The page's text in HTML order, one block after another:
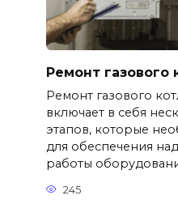
Ремонт газового
Ремонт газового
включает в себя
этапов, которые
для обеспечения
работы
245